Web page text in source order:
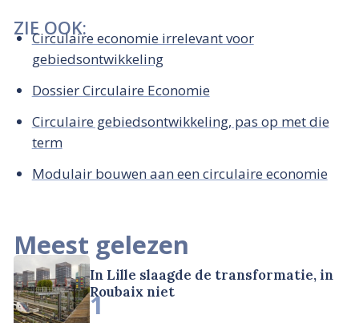
ZIE OOK:
Circulaire economie irrelevant voor
gebiedsontwikkeling
Dossier Circulaire Economie
Circulaire gebiedsontwikkeling, pas op met die
term
Modulair bouwen aan een circulaire economie
Meest gelezen
In Lille slaagde de transformatie, in
Roubaix niet
1